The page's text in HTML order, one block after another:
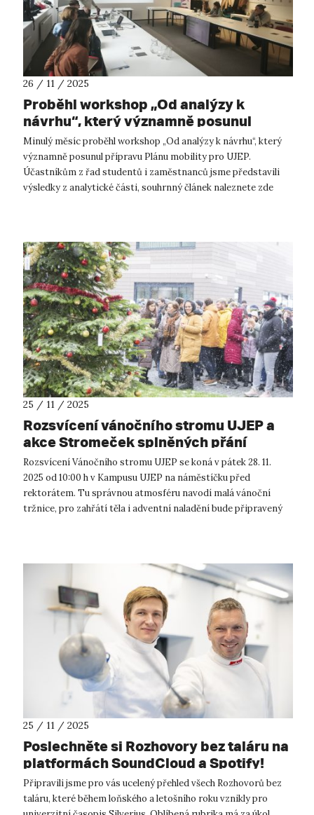
26 / 11 / 2025
Proběhl workshop „Od analýzy k
návrhu“, který významně posunul
přípravu Plánu mobility pro UJEP.
Minulý měsíc proběhl workshop „Od analýzy k návrhu“, který
významně posunul přípravu Plánu mobility pro UJEP.
Účastníkům z řad studentů i zaměstnanců jsme představili
výsledky z analytické části, souhrnný článek naleznete zde
25 / 11 / 2025
Rozsvícení vánočního stromu UJEP a
akce Stromeček splněných přání
Rozsvícení Vánočního stromu UJEP se koná v pátek 28. 11.
2025 od 10:00 h v Kampusu UJEP na náměstíčku před
rektorátem. Tu správnou atmosféru navodí malá vánoční
tržnice, pro zahřátí těla i adventní naladění bude připravený
25 / 11 / 2025
Poslechněte si Rozhovory bez taláru na
platformách SoundCloud a Spotify!
Připravili jsme pro vás ucelený přehled všech Rozhovorů bez
taláru, které během loňského a letošního roku vznikly pro